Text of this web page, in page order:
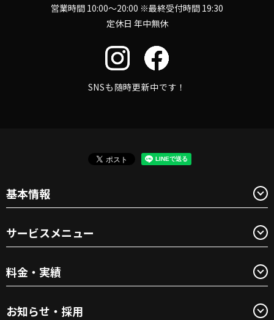
営業時間 10:00～20:00 ※最終受付時間 19:30
定休日 年中無休
SNSも随時更新中です！
基本情報
サービスメニュー
料金・実績
お知らせ・採用